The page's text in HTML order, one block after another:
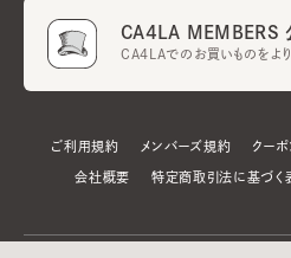
CA4LA MEMBERS
CA4LAでのお買いものをより
ご利用規約 メンバーズ規約 クー
会社概要 特定商取引法に基づく